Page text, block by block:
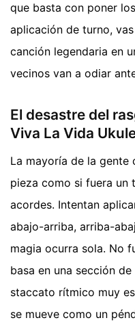
que basta con poner
aplicación de turno,
canción legendaria en
vecinos van a odiar
El desastre del
Viva La Vida
La mayoría de la
pieza como si fuera un
acordes. Intentan
abajo-arriba, arriba-
magia ocurra sola. No
basa en una sección
staccato rítmico muy
se mueve como un